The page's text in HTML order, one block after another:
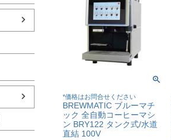
*価格はお問合せください
BREWMATIC ブルーマチ
ック 全自動コーヒーマシ
ン BRY122 タンク式/水道
直結 100V